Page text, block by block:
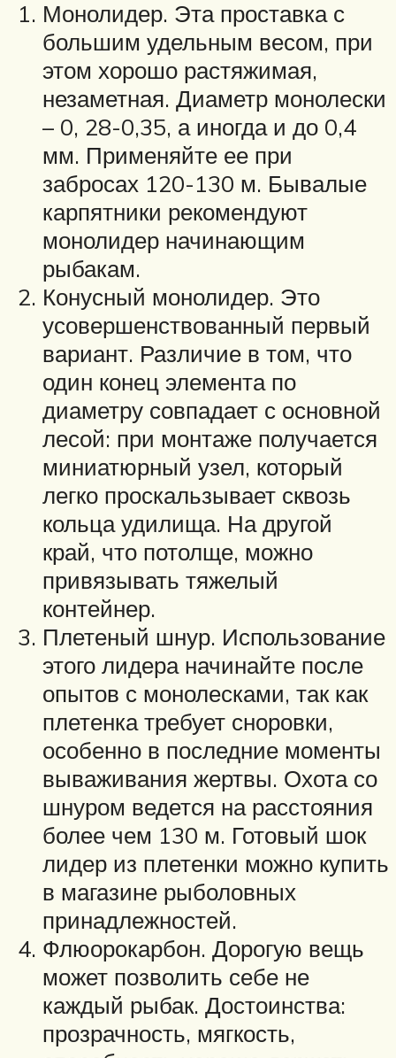
Монолидер. Эта проставка с
большим удельным весом, при
этом хорошо растяжимая,
незаметная. Диаметр монолески
– 0, 28-0,35, а иногда и до 0,4
мм. Применяйте ее при
забросах 120-130 м. Бывалые
карпятники рекомендуют
монолидер начинающим
рыбакам.
Конусный монолидер. Это
усовершенствованный первый
вариант. Различие в том, что
один конец элемента по
диаметру совпадает с основной
лесой: при монтаже получается
миниатюрный узел, который
легко проскальзывает сквозь
кольца удилища. На другой
край, что потолще, можно
привязывать тяжелый
контейнер.
Плетеный шнур. Использование
этого лидера начинайте после
опытов с монолесками, так как
плетенка требует сноровки,
особенно в последние моменты
вываживания жертвы. Охота со
шнуром ведется на расстояния
более чем 130 м. Готовый шок
лидер из плетенки можно купить
в магазине рыболовных
принадлежностей.
Флюорокарбон. Дорогую вещь
может позволить себе не
каждый рыбак. Достоинства:
прозрачность, мягкость,